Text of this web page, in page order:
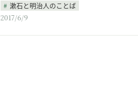
漱石と明治人のことば
2017/6/9